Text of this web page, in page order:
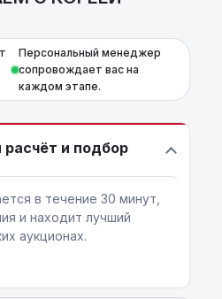
Персональный менеджер
сопровождает вас на
каждом этапе.
и подбор
в течение 30 минут,
и находит лучший
аукционах.